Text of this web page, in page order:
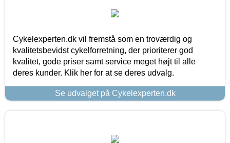
Cykelexperten.dk vil fremstå som en troværdig og
kvalitetsbevidst cykelforretning, der prioriterer god
kvalitet, gode priser samt service meget højt til alle
deres kunder. Klik her for at se deres udvalg.
Se udvalget på Cykelexperten.dk